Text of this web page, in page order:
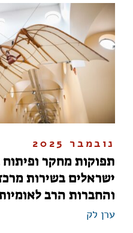
נובמבר 2025
תפוקות מחקר
ישראלים בשירות
והחברות הרב
ערן לק